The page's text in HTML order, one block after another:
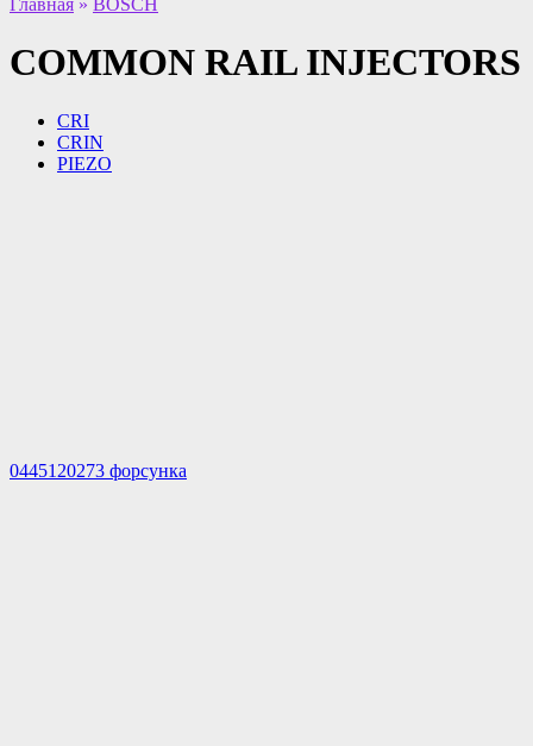
Главная » BOSCH
COMMON RAIL INJECTORS
CRI
CRIN
PIEZO
0445120273 форсунка